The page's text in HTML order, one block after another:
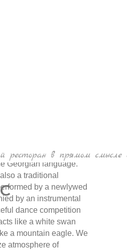
means "Georgian",
Georgian language.
a traditional
by a newlywed
by an instrumental
dance competition
like a white swan
a mountain eagle. We
atmosphere of